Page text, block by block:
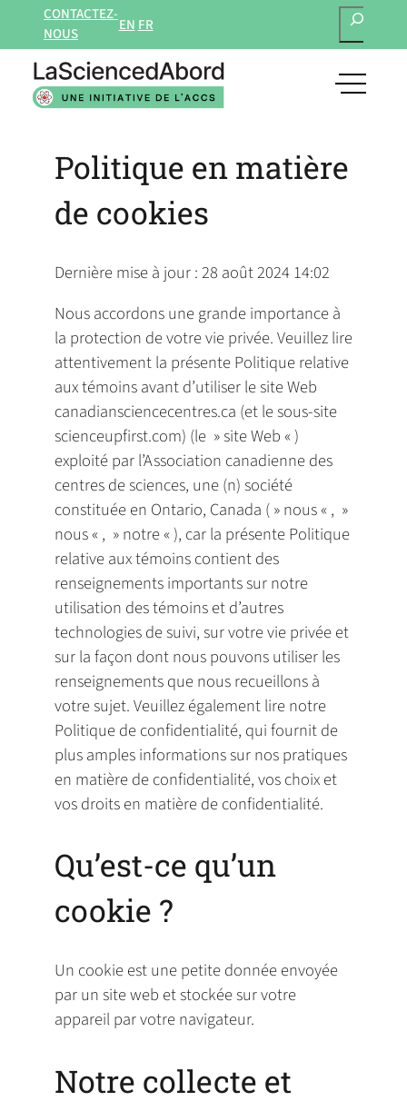
CONTACTEZ-
NOUS
EN FR
open
Politique en matière
de cookies
Dernière mise à jour : 28 août 2024 14:02
Nous accordons une grande importance à
la protection de votre vie privée. Veuillez lire
attentivement la présente Politique relative
aux témoins avant d’utiliser le site Web
canadiansciencecentres.ca (et le sous-site
scienceupfirst.com) (le » site Web « )
exploité par l’Association canadienne des
centres de sciences, une (n) société
constituée en Ontario, Canada ( » nous « , »
nous « , » notre « ), car la présente Politique
relative aux témoins contient des
renseignements importants sur notre
utilisation des témoins et d’autres
technologies de suivi, sur votre vie privée et
sur la façon dont nous pouvons utiliser les
renseignements que nous recueillons à
votre sujet. Veuillez également lire notre
Politique de confidentialité, qui fournit de
plus amples informations sur nos pratiques
en matière de confidentialité, vos choix et
vos droits en matière de confidentialité.
Qu’est-ce qu’un
cookie ?
Un cookie est une petite donnée envoyée
par un site web et stockée sur votre
appareil par votre navigateur.
Notre collecte et